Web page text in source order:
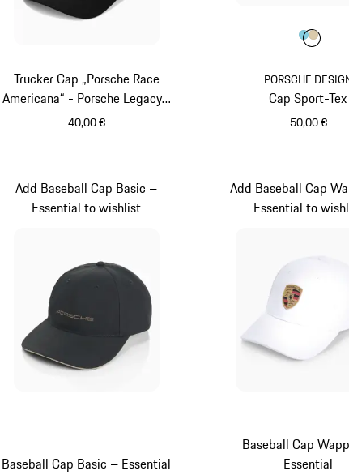
Trucker Cap „Porsche Race
Americana“ - Porsche Legacy x
PUMA
40,00 €
PORSCHE
Cap Sport-Tex
50,00 €
Farbe
FarbeFarbe
Baseball Cap Basic – Essential
Add Baseball Cap Basic –
Essential to wishlist
Baseball Cap
Essential
Add Baseball Cap
Essential to